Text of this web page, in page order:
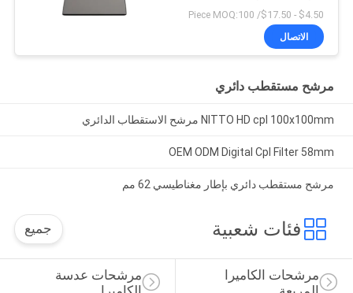
$4.50 - $17.50/ Piece MOQ:100
الاتصال
مرشح مستقطب دائري
NITTO HD cpl 100x100mm مرشح الاستقطاب الدائري
OEM ODM Digital Cpl Filter 58mm
مرشح مستقطب دائري بإطار مغناطيسي 62 مم
فئات شعبية جميع
مرشحات عدسة
مرشحات الكاميرا